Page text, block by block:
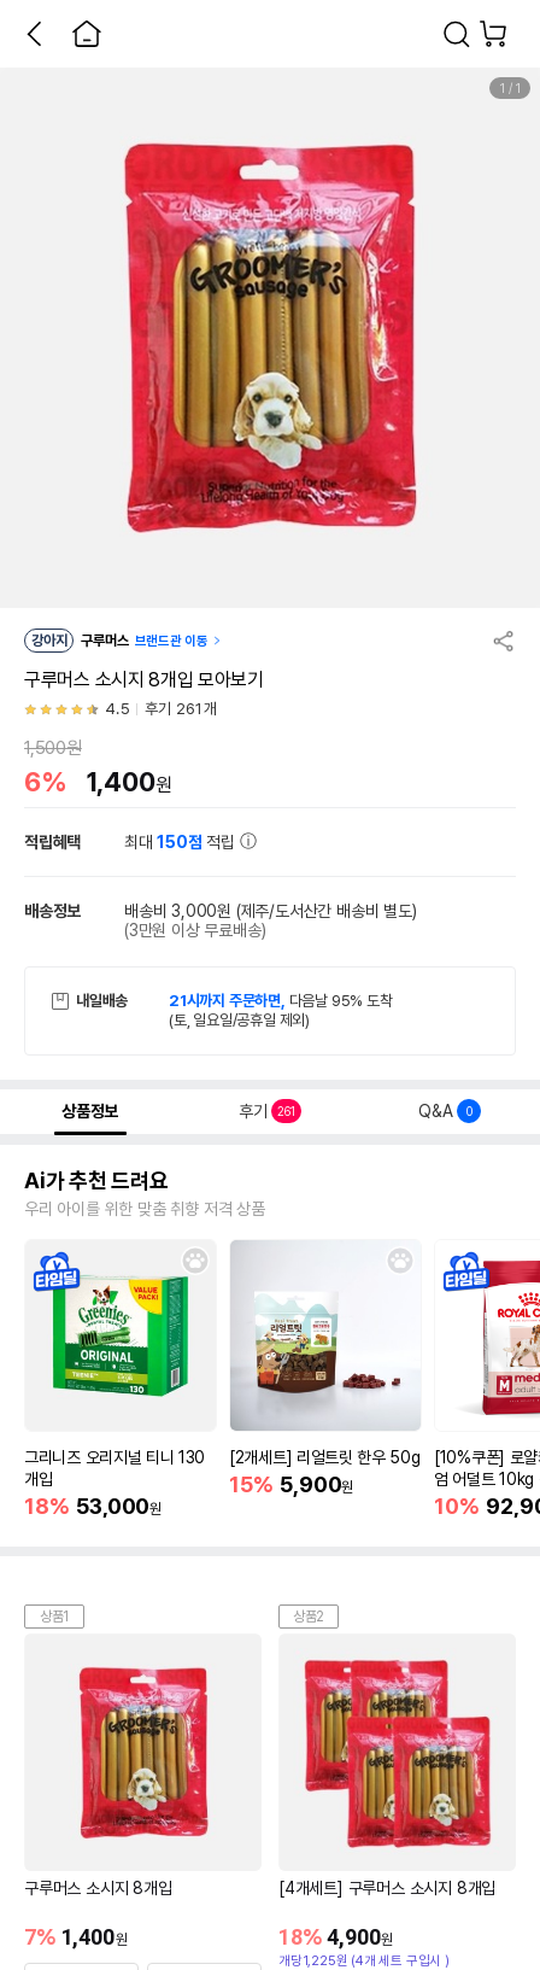
1 / 1
강아지 구루머스 브랜드관 이동
구루머스 소시지 8개입 모아보기
4.5 후기 261개
1,500원
6% 1,400원
적립혜택 최대150점 적립
배송정보 배송비 3,000원 (제주/도서산간 배송비 별도)
(3만원 이상 무료배송)
내일배송 21시까지 주문하면, 다음날 95% 도착
(토, 일요일/공휴일 제외)
상품정보 후기 261 Q&A 0
Ai가 추천 드려요
우리 아이를 위한 맞춤 취향 저격 상품
그리니즈 오리지널 티니 130
개입
18% 53,000원
[2개세트] 리얼트릿 한우 50g
15% 5,900원
[10%쿠폰] 로
엄 어덜트 10kg
증진
10%
상품1
구루머스 소시지 8개입
1,400원
7%
상품2
[4개세트] 구루머스 소시지 8개입
4,900원
18%
개당1,225원 (4개 세트 구입시 )